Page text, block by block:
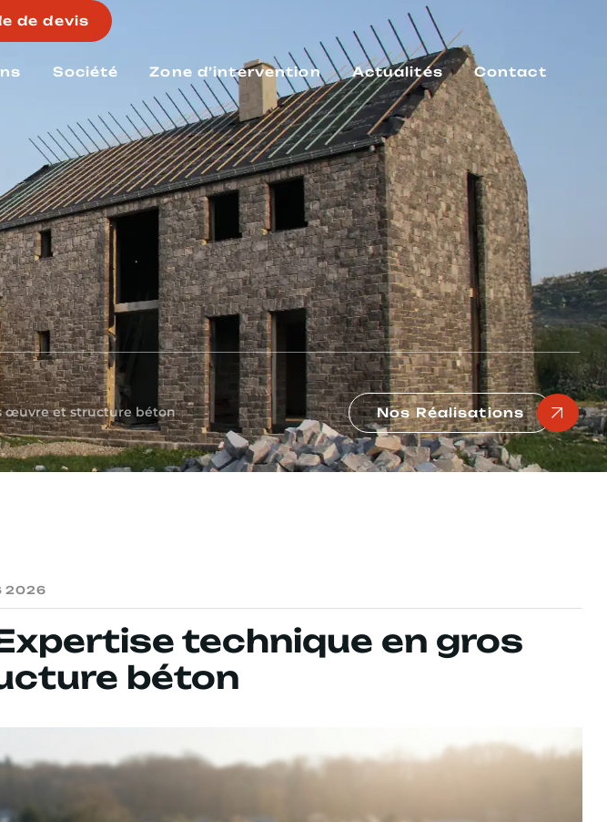
de devis
Société Zone d’intervention Actualités Contact
œuvre et structure béton Nos Réalisations
2026
technique en gros
béton